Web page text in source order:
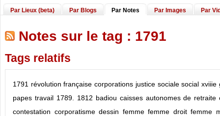
Par Lieux (beta) Par Blogs Par Notes Par Images Par
Notes sur le tag : 1791
Tags relatifs
1791 révolution française corporations justice sociale social xviiie
papes travail 1789. 1812 badiou caisses autonomes de retraite
contestation corporatisme dessin femme femme droit femme